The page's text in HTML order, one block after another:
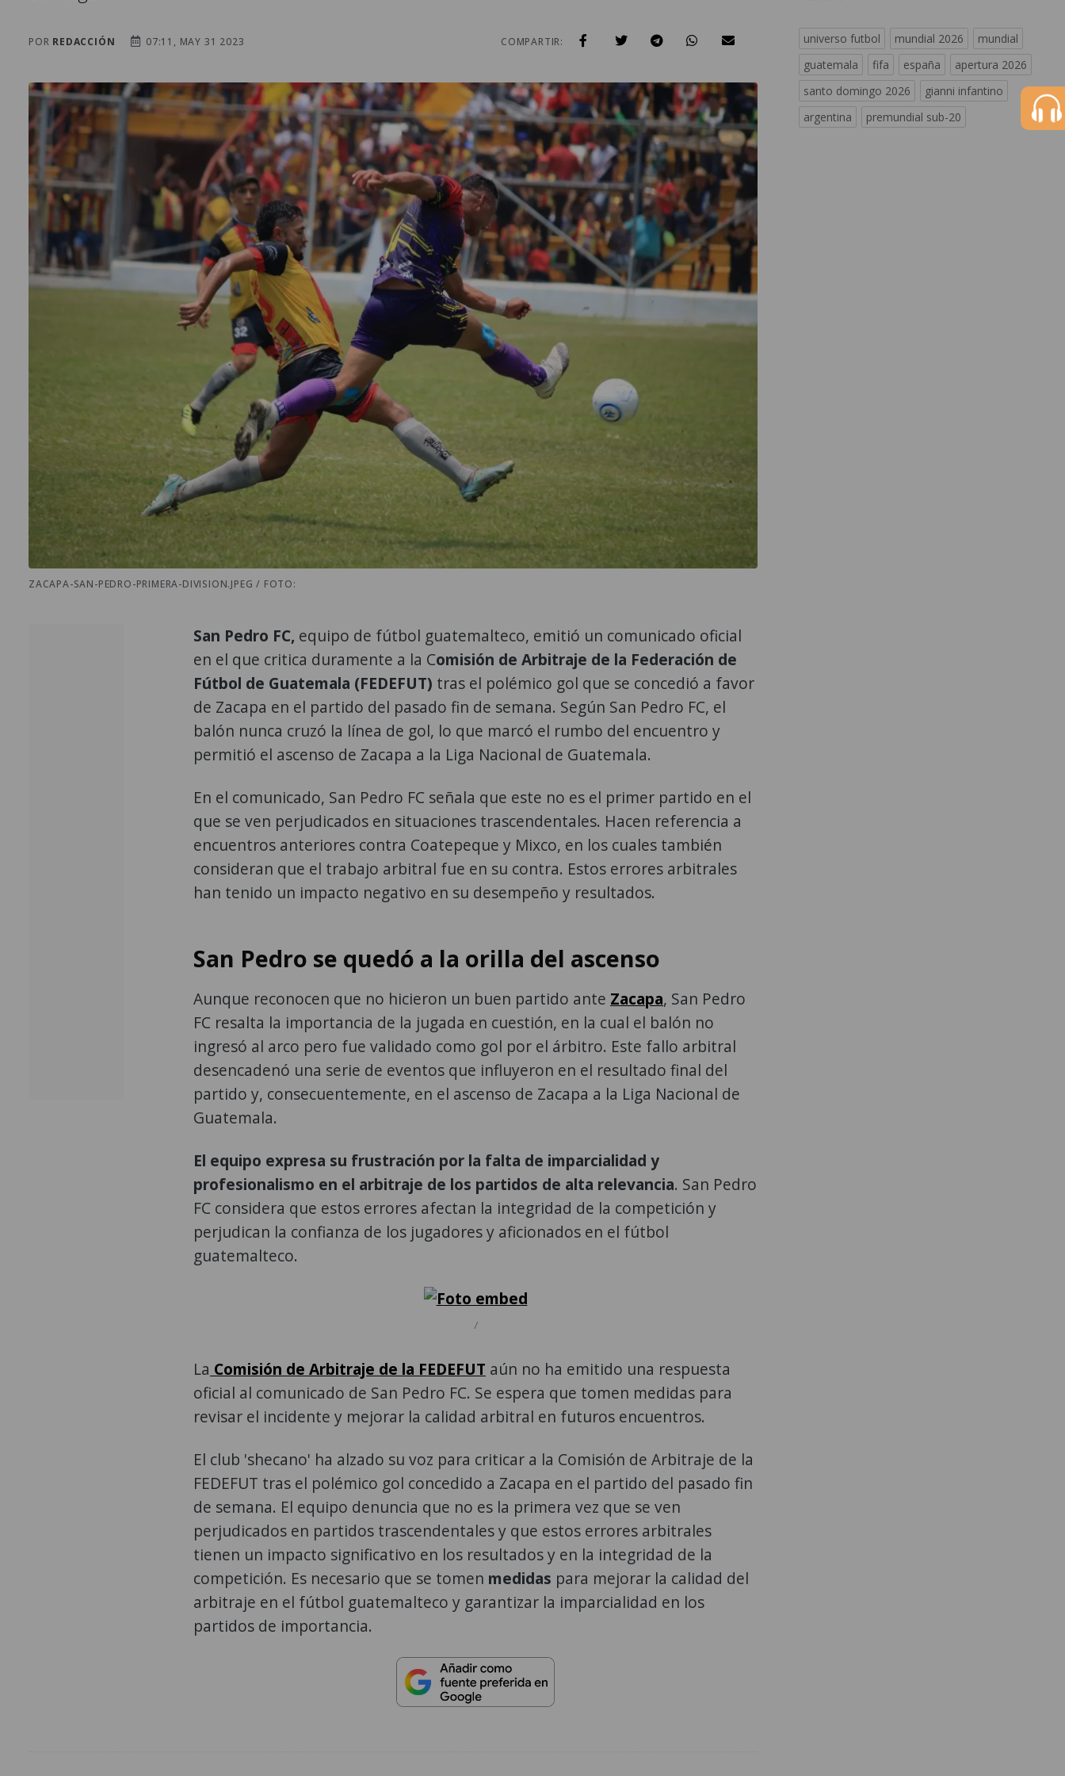
POR REDACCIÓN 07:11, MAY 31 2023 COMPARTIR:
ZACAPA-SAN-PEDRO-PRIMERA-DIVISION.JPEG / FOTO:
San Pedro FC, equipo de fútbol guatemalteco, emitió un comunicado oficial
en el que critica duramente a la Comisión de Arbitraje de la Federación de
Fútbol de Guatemala (FEDEFUT) tras el polémico gol que se concedió a favor
de Zacapa en el partido del pasado fin de semana. Según San Pedro FC, el
balón nunca cruzó la línea de gol, lo que marcó el rumbo del encuentro y
permitió el ascenso de Zacapa a la Liga Nacional de Guatemala.
En el comunicado, San Pedro FC señala que este no es el primer partido en el
que se ven perjudicados en situaciones trascendentales. Hacen referencia a
encuentros anteriores contra Coatepeque y Mixco, en los cuales también
consideran que el trabajo arbitral fue en su contra. Estos errores arbitrales
han tenido un impacto negativo en su desempeño y resultados.
San Pedro se quedó a la orilla del ascenso
Aunque reconocen que no hicieron un buen partido ante Zacapa, San Pedro
FC resalta la importancia de la jugada en cuestión, en la cual el balón no
ingresó al arco pero fue validado como gol por el árbitro. Este fallo arbitral
desencadenó una serie de eventos que influyeron en el resultado final del
partido y, consecuentemente, en el ascenso de Zacapa a la Liga Nacional de
Guatemala.
El equipo expresa su frustración por la falta de imparcialidad y
profesionalismo en el arbitraje de los partidos de alta relevancia. San Pedro
FC considera que estos errores afectan la integridad de la competición y
perjudican la confianza de los jugadores y aficionados en el fútbol
guatemalteco.
/
La Comisión de Arbitraje de la FEDEFUT aún no ha emitido una respuesta
oficial al comunicado de San Pedro FC. Se espera que tomen medidas para
revisar el incidente y mejorar la calidad arbitral en futuros encuentros.
El club 'shecano' ha alzado su voz para criticar a la Comisión de Arbitraje de la
FEDEFUT tras el polémico gol concedido a Zacapa en el partido del pasado fin
de semana. El equipo denuncia que no es la primera vez que se ven
perjudicados en partidos trascendentales y que estos errores arbitrales
tienen un impacto significativo en los resultados y en la integridad de la
competición. Es necesario que se tomen medidas para mejorar la calidad del
arbitraje en el fútbol guatemalteco y garantizar la imparcialidad en los
partidos de importancia.
universo futbol mundial 2026
mundial
guatemala
fifa españa
apertura 2026
santo domingo 2026
gianni infantino
argentina
premundial sub-20